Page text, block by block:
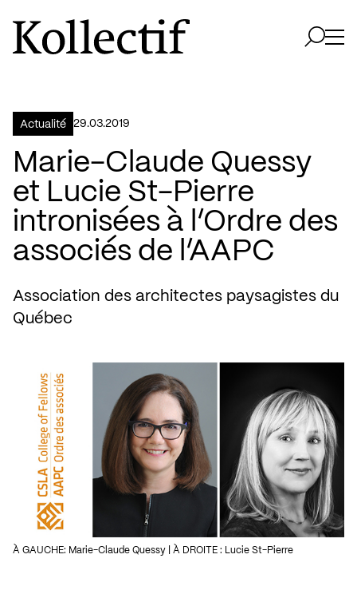
Aller à la page d'accueil
Logo Kollectif
Actualité 29.03.2019
Marie-Claude Quessy
et Lucie St-Pierre
intronisées à l’Ordre des
associés de l’AAPC
Association des architectes paysagistes du
Québec
À GAUCHE: Marie-Claude Quessy | À DROITE : Lucie St-Pierre